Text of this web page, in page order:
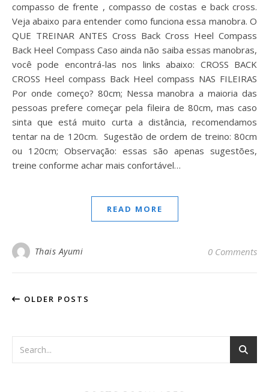
compasso de frente , compasso de costas e back cross.
Veja abaixo para entender como funciona essa manobra. O
QUE TREINAR ANTES Cross Back Cross Heel Compass
Back Heel Compass Caso ainda não saiba essas manobras,
você pode encontrá-las nos links abaixo: CROSS BACK
CROSS Heel compass Back Heel compass NAS FILEIRAS
Por onde começo? 80cm; Nessa manobra a maioria das
pessoas prefere começar pela fileira de 80cm, mas caso
sinta que está muito curta a distância, recomendamos
tentar na de 120cm. Sugestão de ordem de treino: 80cm
ou 120cm; Observação: essas são apenas sugestões,
treine conforme achar mais confortável…
READ MORE
Thais Ayumi 0 Comments
OLDER POSTS